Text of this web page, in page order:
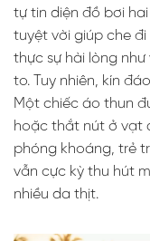
tự tin diện đồ bơi hai
tuyệt vời giúp che
thực sự hài lòng
to. Tuy nhiên, kín
Một chiếc áo thun
hoặc thắt nút ở vạt
phóng khoáng, trẻ
vẫn cực kỳ thu hút
nhiều da thịt.